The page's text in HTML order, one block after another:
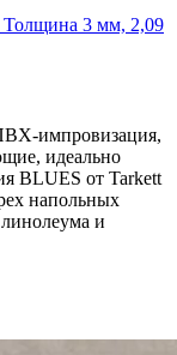
Толщина 3 мм, 2,09
импровизация,
идеально
BLUES от Tarkett
напольных
и